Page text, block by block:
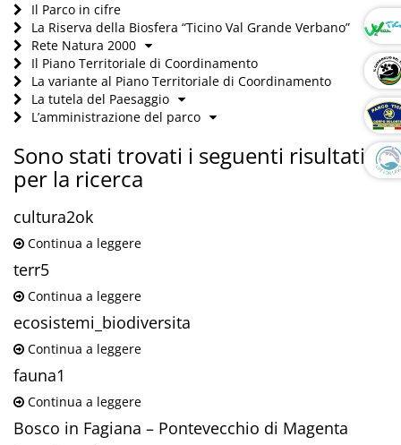
Il Parco in cifre
La Riserva della Biosfera “Ticino Val Grande Verbano”
Rete Natura 2000
Il Piano Territoriale di Coordinamento
La variante al Piano Territoriale di Coordinamento
La tutela del Paesaggio
L’amministrazione del parco
Sono stati trovati i seguenti risultati
per la ricerca
cultura2ok
Continua a leggere
terr5
Continua a leggere
ecosistemi_biodiversita
Continua a leggere
fauna1
Continua a leggere
Bosco in Fagiana – Pontevecchio di Magenta